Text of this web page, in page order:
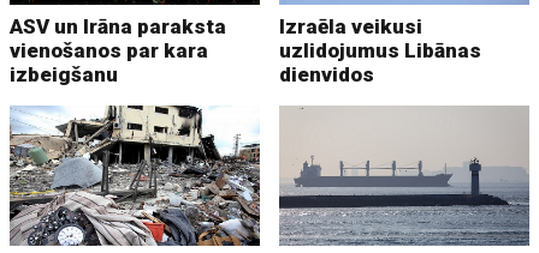
ASV un Irāna paraksta
vienošanos par kara
izbeigšanu
Izraēla veikusi
uzlidojumus Libānas
dienvidos